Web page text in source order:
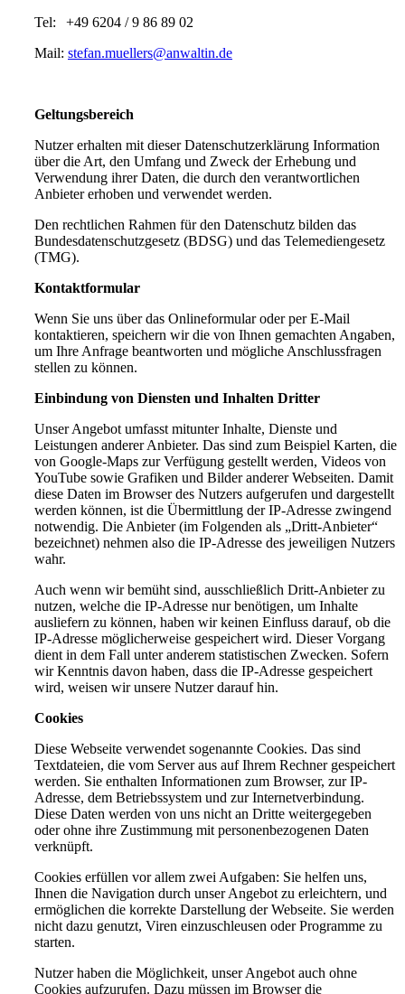
Tel: +49 6204 / 9 86 89 02
Mail: stefan.muellers@anwaltin.de
Geltungsbereich
Nutzer erhalten mit dieser Datenschutzerklärung Information
über die Art, den Umfang und Zweck der Erhebung und
Verwendung ihrer Daten, die durch den verantwortlichen
Anbieter erhoben und verwendet werden.
Den rechtlichen Rahmen für den Datenschutz bilden das
Bundesdatenschutzgesetz (BDSG) und das Telemediengesetz
(TMG).
Kontaktformular
Wenn Sie uns über das Onlineformular oder per E-Mail
kontaktieren, speichern wir die von Ihnen gemachten Angaben,
um Ihre Anfrage beantworten und mögliche Anschlussfragen
stellen zu können.
Einbindung von Diensten und Inhalten Dritter
Unser Angebot umfasst mitunter Inhalte, Dienste und
Leistungen anderer Anbieter. Das sind zum Beispiel Karten, die
von Google-Maps zur Verfügung gestellt werden, Videos von
YouTube sowie Grafiken und Bilder anderer Webseiten. Damit
diese Daten im Browser des Nutzers aufgerufen und dargestellt
werden können, ist die Übermittlung der IP-Adresse zwingend
notwendig. Die Anbieter (im Folgenden als „Dritt-Anbieter“
bezeichnet) nehmen also die IP-Adresse des jeweiligen Nutzers
wahr.
Auch wenn wir bemüht sind, ausschließlich Dritt-Anbieter zu
nutzen, welche die IP-Adresse nur benötigen, um Inhalte
ausliefern zu können, haben wir keinen Einfluss darauf, ob die
IP-Adresse möglicherweise gespeichert wird. Dieser Vorgang
dient in dem Fall unter anderem statistischen Zwecken. Sofern
wir Kenntnis davon haben, dass die IP-Adresse gespeichert
wird, weisen wir unsere Nutzer darauf hin.
Cookies
Diese Webseite verwendet sogenannte Cookies. Das sind
Textdateien, die vom Server aus auf Ihrem Rechner gespeichert
werden. Sie enthalten Informationen zum Browser, zur IP-
Adresse, dem Betriebssystem und zur Internetverbindung.
Diese Daten werden von uns nicht an Dritte weitergegeben
oder ohne ihre Zustimmung mit personenbezogenen Daten
verknüpft.
Cookies erfüllen vor allem zwei Aufgaben: Sie helfen uns,
Ihnen die Navigation durch unser Angebot zu erleichtern, und
ermöglichen die korrekte Darstellung der Webseite. Sie werden
nicht dazu genutzt, Viren einzuschleusen oder Programme zu
starten.
Nutzer haben die Möglichkeit, unser Angebot auch ohne
Cookies aufzurufen. Dazu müssen im Browser die